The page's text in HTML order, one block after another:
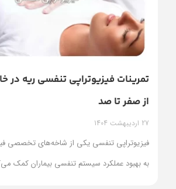
تمرینات فیزیوتراپی تنفسی ریه در
از صفر تا صد
27 اردیبهشت 1404
فیزیوتراپی تنفسی یکی از شاخه‌های تخصصی
به بهبود عملکرد سیستم تنفسی بیماران کمک